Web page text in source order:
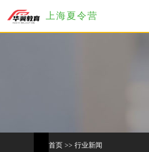
上海夏令营
首页 >> 行业新闻